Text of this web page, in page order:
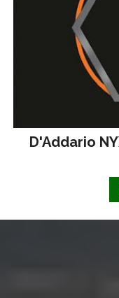
D'Addario